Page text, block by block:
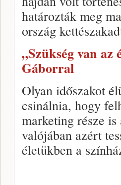
határozták meg
ország
„Szükség van
Gáborral
Olyan időszakot
csinálnia, hogy
marketing része
valójában azért
életükben a